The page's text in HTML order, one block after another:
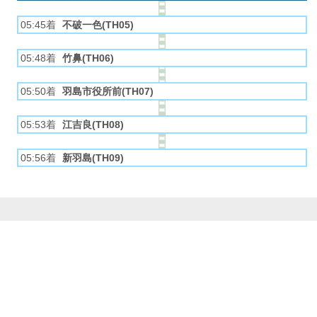
05:45着 不破一色(TH05)
05:48着 竹鼻(TH06)
05:50着 羽島市役所前(TH07)
05:53着 江吉良(TH08)
05:56着 新羽島(TH09)